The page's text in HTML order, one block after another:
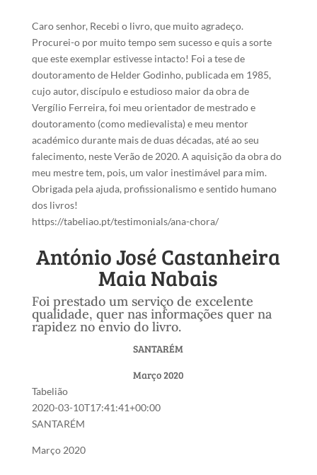
Caro senhor, Recebi o livro, que muito agradeço.
Procurei-o por muito tempo sem sucesso e quis a sorte
que este exemplar estivesse intacto! Foi a tese de
doutoramento de Helder Godinho, publicada em 1985,
cujo autor, discípulo e estudioso maior da obra de
Vergílio Ferreira, foi meu orientador de mestrado e
doutoramento (como medievalista) e meu mentor
académico durante mais de duas décadas, até ao seu
falecimento, neste Verão de 2020. A aquisição da obra do
meu mestre tem, pois, um valor inestimável para mim.
Obrigada pela ajuda, profissionalismo e sentido humano
dos livros!
https://tabeliao.pt/testimonials/ana-chora/
António José Castanheira
Maia Nabais
Foi prestado um serviço de excelente
qualidade, quer nas informações quer na
rapidez no envio do livro.
SANTARÉM
Março 2020
Tabelião
2020-03-10T17:41:41+00:00
SANTARÉM
Março 2020